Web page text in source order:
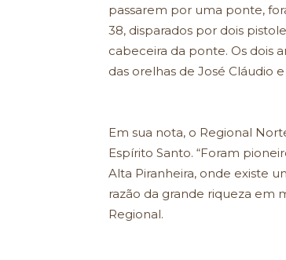
passarem por uma ponte,
38, disparados por dois
cabeceira da ponte. Os dois
das orelhas de José Cláudio
Em sua nota, o Regional
Espírito Santo. “Foram
Alta Piranheira, onde existe
razão da grande riqueza em
Regional.